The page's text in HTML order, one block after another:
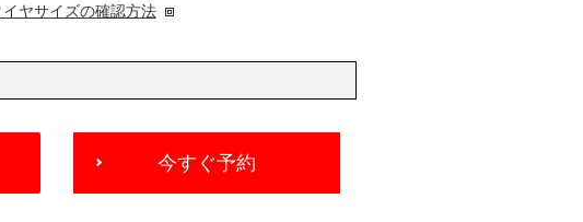
イヤサイズの確認方法
今すぐ予約